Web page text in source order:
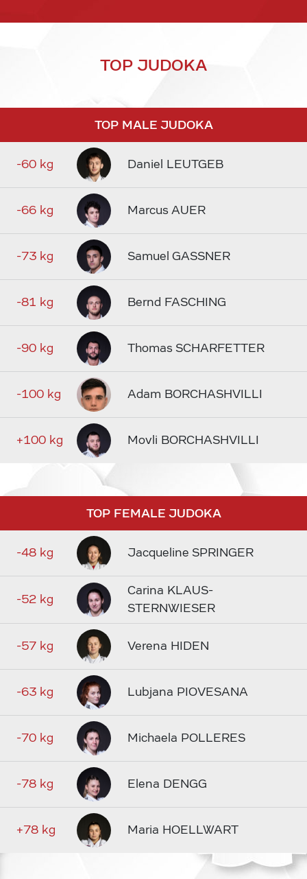
TOP JUDOKA
TOP MALE JUDOKA
-60 kg Daniel LEUTGEB
-66 kg Marcus AUER
-73 kg Samuel GASSNER
-81 kg Bernd FASCHING
-90 kg Thomas SCHARFETTER
-100 kg Adam BORCHASHVILLI
+100 kg Movli BORCHASHVILLI
TOP FEMALE JUDOKA
-48 kg Jacqueline SPRINGER
-52 kg
Carina KLAUS-
STERNWIESER
-57 kg Verena HIDEN
-63 kg Lubjana PIOVESANA
-70 kg Michaela POLLERES
-78 kg Elena DENGG
+78 kg Maria HOELLWART